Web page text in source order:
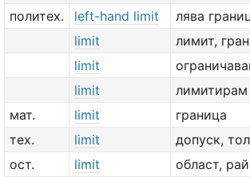
политех.
left-hand limit
лява
limit
лимит,
limit
limit
лимитирам
мат.
limit
граница
тех.
limit
допуск,
ост.
limit
област,